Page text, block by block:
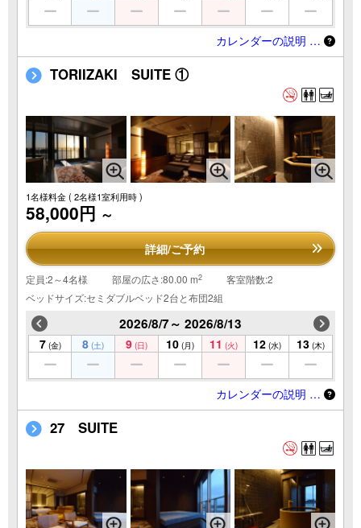
カレンダーの説明 …
TORIIZAKI SUITE ①
1名様料金( 2名様1室利用時 )
58,000円 ～
詳細/ご予約
定員:2～4名様 部屋の広さ:80.00 m2
客室階数:2
ベッドサイズ:セミダブルベッド2台と布団2組
2026/8/7～ 2026/8/13
7 (金) 8 (土) 9 (日) 10 (月) 11 (火) 12 (水) 13 (木)
カレンダーの説明 …
27 SUITE